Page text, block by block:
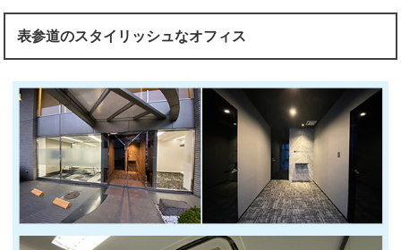
表参道のスタイリッシュなオフィス